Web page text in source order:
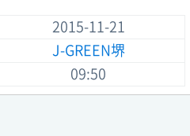
2015-11-21
J-GREEN堺
09:50